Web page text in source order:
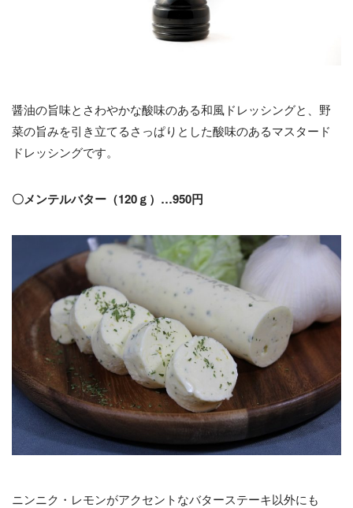
醤油の旨味とさわやかな酸味のある和風ドレッシングと、野
菜の旨みを引き立てるさっぱりとした酸味のあるマスタード
ドレッシングです。
〇メンテルバター（120ｇ）…950円
ニンニク・レモンがアクセントなバターステーキ以外にも